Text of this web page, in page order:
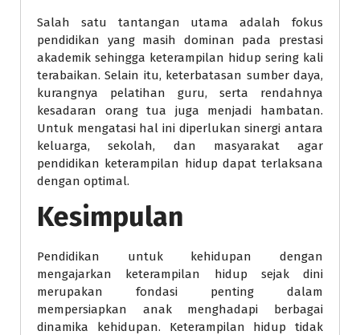
Salah satu tantangan utama adalah fokus
pendidikan yang masih dominan pada prestasi
akademik sehingga keterampilan hidup sering kali
terabaikan. Selain itu, keterbatasan sumber daya,
kurangnya pelatihan guru, serta rendahnya
kesadaran orang tua juga menjadi hambatan.
Untuk mengatasi hal ini diperlukan sinergi antara
keluarga, sekolah, dan masyarakat agar
pendidikan keterampilan hidup dapat terlaksana
dengan optimal.
Kesimpulan
Pendidikan untuk kehidupan dengan
mengajarkan keterampilan hidup sejak dini
merupakan fondasi penting dalam
mempersiapkan anak menghadapi berbagai
dinamika kehidupan. Keterampilan hidup tidak